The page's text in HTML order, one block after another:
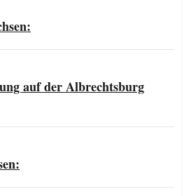
auf der Albrechtsburg